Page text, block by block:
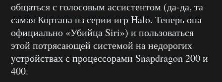
общаться с голосовым ассистентом (да-да, та
самая Кортана из серии игр Halo. Теперь она
официально «Убийца Siri») и пользоваться
этой потрясающей системой на недорогих
устройствах с процессорами Snapdragon 200 и
400.